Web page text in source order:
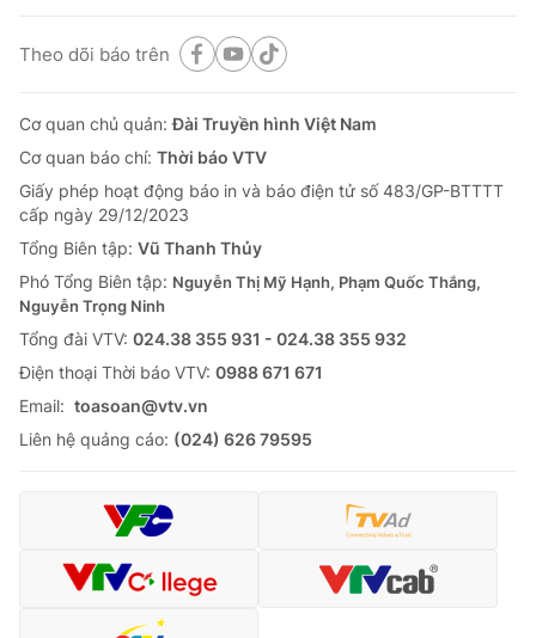
Theo dõi báo trên
Cơ quan chủ quản:Đài Truyền hình Việt Nam
Cơ quan báo chí: Thời báo VTV
Giấy phép hoạt động báo in và báo điện tử số 483/GP-BTTTT
cấp ngày 29/12/2023
Tổng Biên tập: Vũ Thanh Thủy
Phó Tổng Biên tập: Nguyễn Thị Mỹ Hạnh, Phạm Quốc Thắng,
Nguyễn Trọng Ninh
Tổng đài VTV: 024.38 355 931 - 024.38 355 932
Ðiện thoại Thời báo VTV: 0988 671 671
Email: toasoan@vtv.vn
Liên hệ quảng cáo: (024) 626 79595